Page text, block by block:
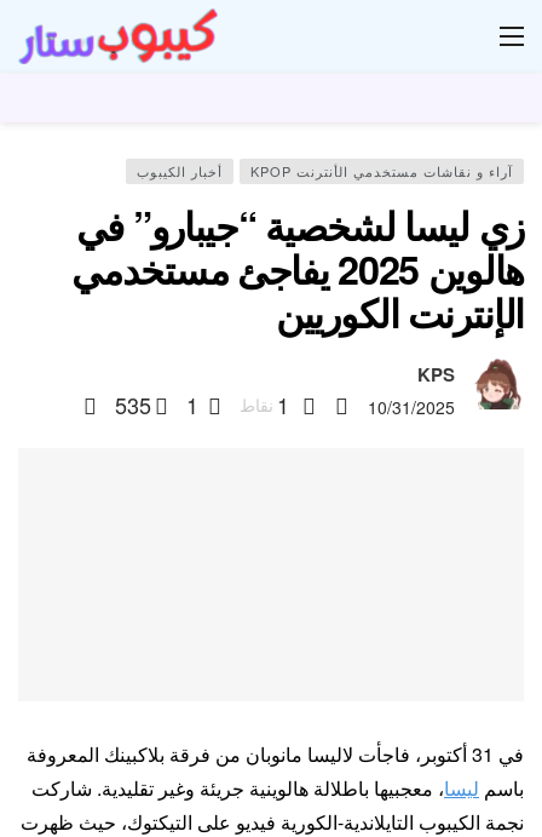
آراء و نقاشات مستخدمي الأنترنت KPOP أخبار الكيبوب
زي ليسا لشخصية “جيبارو” في
هالوين 2025 يفاجئ مستخدمي
الإنترنت الكوريين
KPS
10/31/2025
1 نقاط 1
535
في 31 أكتوبر، فاجأت لاليسا مانوبان من فرقة بلاكبينك المعروفة
باسم ليسا، معجبيها باطلالة هالوينية جريئة وغير تقليدية. شاركت
نجمة الكيبوب التايلاندية-الكورية فيديو على التيكتوك، حيث ظهرت